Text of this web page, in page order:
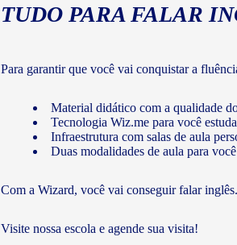
TUDO PARA FALAR
Para garantir que você vai conquistar a
Material didático com a qualidade
Tecnologia Wiz.me para você
Infraestrutura com salas de aula
Duas modalidades de aula para
Com a Wizard, você vai conseguir falar inglês.
Visite nossa escola e agende sua visita!